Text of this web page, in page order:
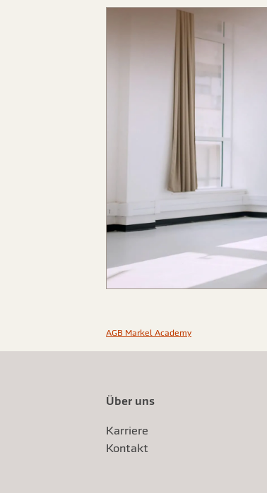
AGB Markel Academy
Über uns
Karriere
Kontakt